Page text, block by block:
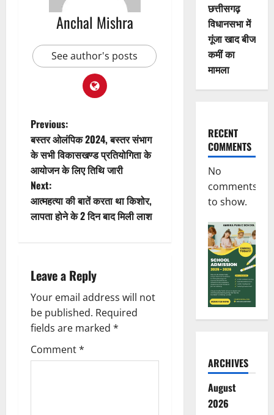
Anchal Mishra
See author's posts
P
o
s
t
v
i
g
a
Previous:
बस्तर ओलंपिक 2024, बस्तर संभाग
के सभी विकासखण्ड प्रतियोगिता के
आयोजन के लिए तिथि जारी
Next:
आत्महत्या की बातें करता था किशोर,
लापता होने के 2 दिन बाद मिली लाश
Leave a Reply
Your email address will not
be published. Required
fields are marked *
Comment*
छत्तीसगढ़
विधानसभा में
गूंजा खाद बीज
कमीं का
मामला
RECENT
COMMENTS
No
comments
to show.
ARCHIVES
August
2026